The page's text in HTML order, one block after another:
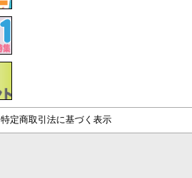
特定商取引法に基づく表示